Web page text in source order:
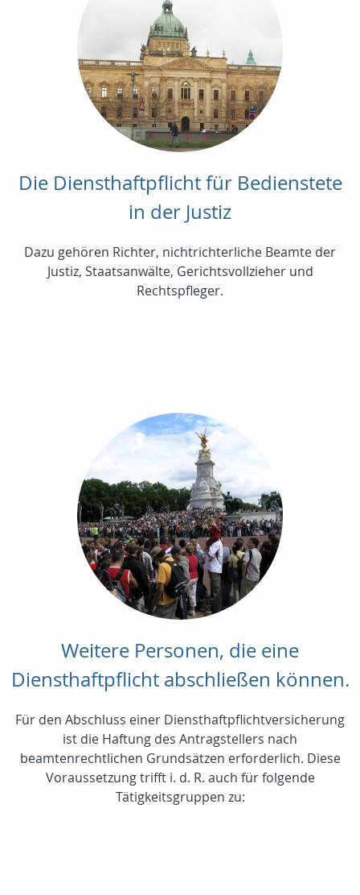
Die Diensthaftpflicht für Bedienstete
in der Justiz
Dazu gehören Richter, nichtrichterliche Beamte der
Justiz, Staatsanwälte, Gerichtsvollzieher und
Rechtspfleger.
Weitere Personen, die eine
Diensthaftpflicht abschließen können.
Für den Abschluss einer Diensthaftpflichtversicherung
ist die Haftung des Antragstellers nach
beamtenrechtlichen Grundsätzen erforderlich. Diese
Voraussetzung trifft i. d. R. auch für folgende
Tätigkeitsgruppen zu: